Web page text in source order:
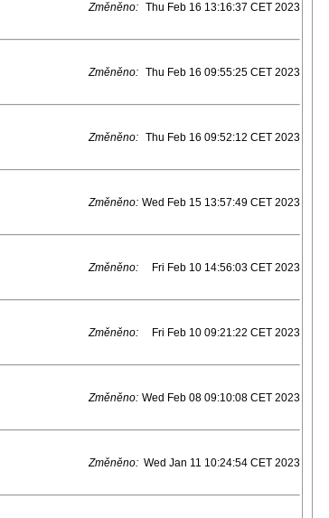
Změněno: Thu Feb 16 13:16:37 CET 2023
Změněno: Thu Feb 16 09:55:25 CET 2023
Změněno: Thu Feb 16 09:52:12 CET 2023
Změněno: Wed Feb 15 13:57:49 CET 2023
Změněno:
Fri Feb 10 14:56:03 CET 2023
Změněno:
Fri Feb 10 09:21:22 CET 2023
Změněno: Wed Feb 08 09:10:08 CET 2023
Změněno: Wed Jan 11 10:24:54 CET 2023